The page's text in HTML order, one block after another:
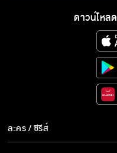
ดาวน์โหลด
ละคร / ซีรีส์
ละคร/ซีรีส์